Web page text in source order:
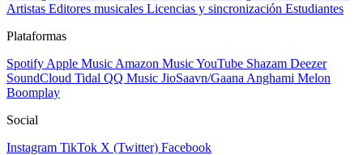
Artistas Editores musicales Licencias y sincronización Estudiantes
Plataformas
Spotify Apple Music Amazon MusicYouTube Shazam Deezer
SoundCloud Tidal QQ Music JioSaavn/Gaana Anghami Melon
Boomplay
Social
Instagram TikTok X (Twitter) Facebook